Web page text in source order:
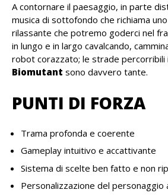
A contornare il paesaggio, in parte
musica di sottofondo che richiama
rilassante che potremo goderci nel
in lungo e in largo cavalcando,
robot corazzato; le strade percorribili
Biomutant sono davvero tante.
PUNTI DI FORZA
Trama profonda e coerente
Gameplay intuitivo e accattivante
Sistema di scelte ben fatto e non
Personalizzazione del personaggio